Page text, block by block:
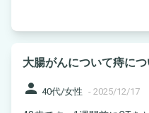
大腸がんについて痔につ
person 40代/女性 - 2025/12/17